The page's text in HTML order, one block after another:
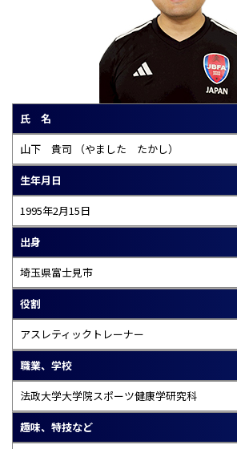
氏 名
山下 貴司 （やました たかし）
生年月日
1995年2月15日
出身
埼玉県富士見市
役割
アスレティックトレーナー
職業、学校
法政大学大学院スポーツ健康学研究科
趣味、特技など